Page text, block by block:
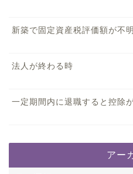
新築で固定資産税評価額が不
法人が終わる時
一定期間内に退職すると控除
アー